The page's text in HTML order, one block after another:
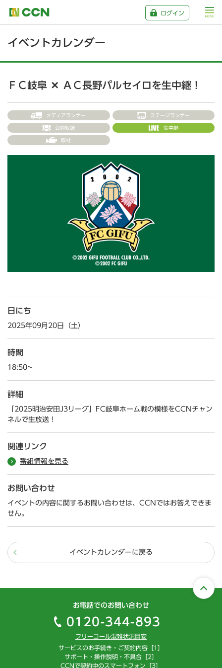
ログイン
イベントカレンダー
ＦＣ岐阜 ✕ ＡＣ長野パルセイロを生中継！
メディアランナー ステージランナー
公開収録 生中継
取材
日にち
2025年09月20日（土）
時間
18:50~
詳細
「2025明治安田J3リーグ」FC岐阜ホーム戦の模様をCCNチャン
ネルで生放送！
関連リンク
番組情報を見る
お問い合わせ
イベントの内容に関するお問い合わせは、CCNではお答えできま
せん。
イベントカレンダーに戻る
お電話でのお問い合わせ
0120-344-893
フリーコール混雑状況目安
サービスのお手続き・ご契約内容［1］
サポート・操作説明・不具合［2］
CCNで契約中のスマートフォン［3］